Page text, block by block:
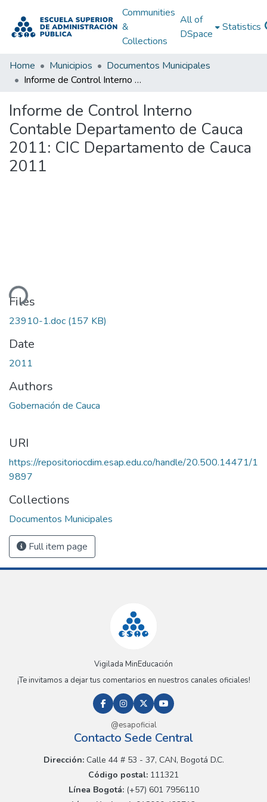
Communities
&
Collections
All of
DSpace
Statistics
Home Municipios
Documentos Municipales
Informe de Control Interno Contable Departamento de Cauca 2011: CIC Departamento de Cauca 2011
Informe de Control Interno
Contable Departamento de Cauca
2011: CIC Departamento de Cauca
2011
Files
23910-1.doc (157 KB)
Date
2011
Authors
Gobernación de Cauca
URI
https://repositoriocdim.esap.edu.co/handle/20.500.14471/1
9897
Collections
Documentos Municipales
Full item page
Vigilada MinEducación
¡Te invitamos a dejar tus comentarios en nuestros canales oficiales!
@esapoficial
Contacto Sede Central
Dirección:Calle 44 # 53 - 37, CAN, Bogotá D.C.
Código postal: 111321
Línea Bogotá:(+57) 601 7956110